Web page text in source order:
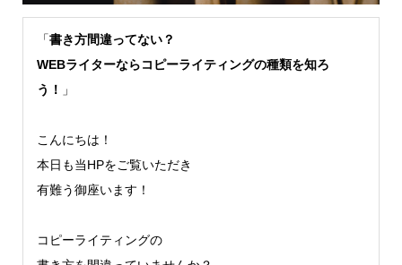
「書き方間違ってない？
WEBライターならコピーライティングの種類を知ろ
う！
」
こんにちは！
本日も当HPをご覧いただき
有難う御座います！
コピーライティングの